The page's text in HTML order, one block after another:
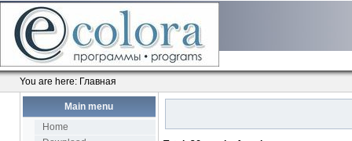
You are here: Главная
Main menu
Home